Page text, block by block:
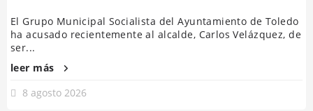
El Grupo Municipal Socialista del Ayuntamiento de Toledo
ha acusado recientemente al alcalde, Carlos Velázquez, de
ser...
leer más
8 agosto 2026